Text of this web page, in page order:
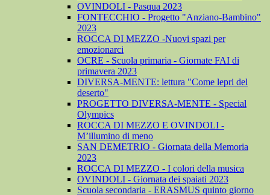
OVINDOLI - Pasqua 2023
FONTECCHIO - Progetto "Anziano-Bambino"
2023
ROCCA DI MEZZO -Nuovi spazi per
emozionarci
OCRE - Scuola primaria - Giornate FAI di
primavera 2023
DIVERSA-MENTE: lettura "Come lepri del
deserto"
PROGETTO DIVERSA-MENTE - Special
Olympics
ROCCA DI MEZZO E OVINDOLI -
M’illumino di meno
SAN DEMETRIO - Giornata della Memoria
2023
ROCCA DI MEZZO - I colori della musica
OVINDOLI - Giornata dei spaiati 2023
Scuola secondaria - ERASMUS quinto giorno